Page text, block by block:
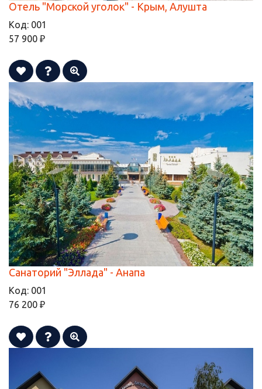
Отель "Морской уголок" - Крым, Алушта
Код: 001
57 900 ₽
Санаторий "Эллада" - Анапа
Код: 001
76 200 ₽